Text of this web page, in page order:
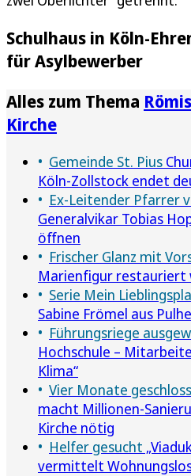
Schulhaus in Köln-
für Asylbewerber
Alles zum Thema
Kirche
Gemeinde St. Pius
Köln-Zollstock endet
Ex-Leitender Pfarrer
Generalvikar Tobias
öffnen
Frischer Glanz mit
Marienfigur restauriert
Serie Mein
Sabine Frömel aus
Führungsriege
Hochschule –
Klima“
Vier Monate
macht Millionen-
Kirche nötig
Helfer gesucht
vermittelt